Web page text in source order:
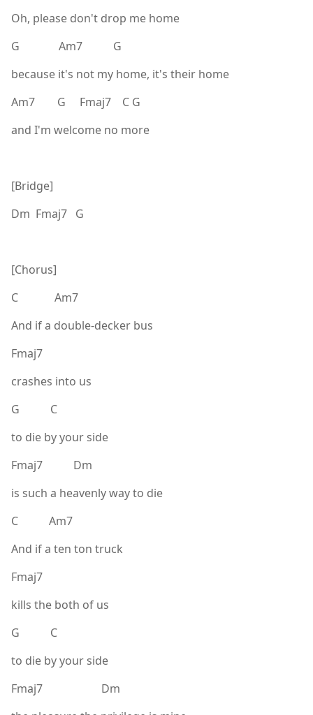
Oh, please don't drop me home
G Am7 G
because it's not my home, it's their home
Am7 G Fmaj7 C G
and I'm welcome no more
[Bridge]
Dm Fmaj7 G
[Chorus]
C Am7
And if a double-decker bus
Fmaj7
crashes into us
G C
to die by your side
Fmaj7 Dm
is such a heavenly way to die
C Am7
And if a ten ton truck
Fmaj7
kills the both of us
G C
to die by your side
Fmaj7 Dm